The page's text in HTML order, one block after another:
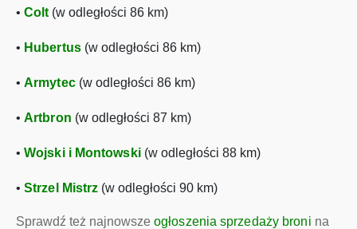
• Colt (w odległości 86 km)
• Hubertus(w odległości 86 km)
• Armytec(w odległości 86 km)
• Artbron (w odległości 87 km)
• Wojski i Montowski(w odległości 88 km)
• Strzel Mistrz (w odległości 90 km)
Sprawdź też najnowsze ogłoszenia sprzedaży broni na